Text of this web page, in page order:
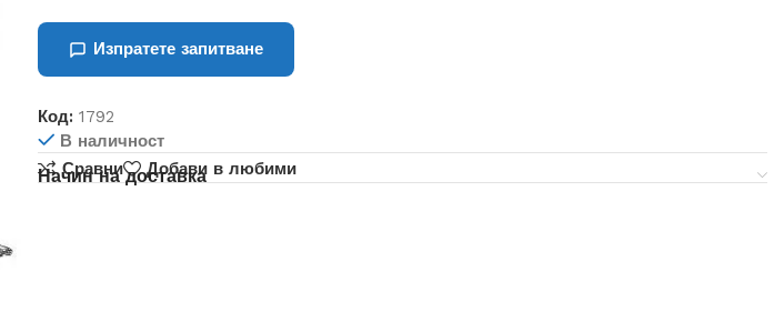
Изпратете запитване
Код: 1792
В наличност
Сравни
Добави в любими
Начин на доставка